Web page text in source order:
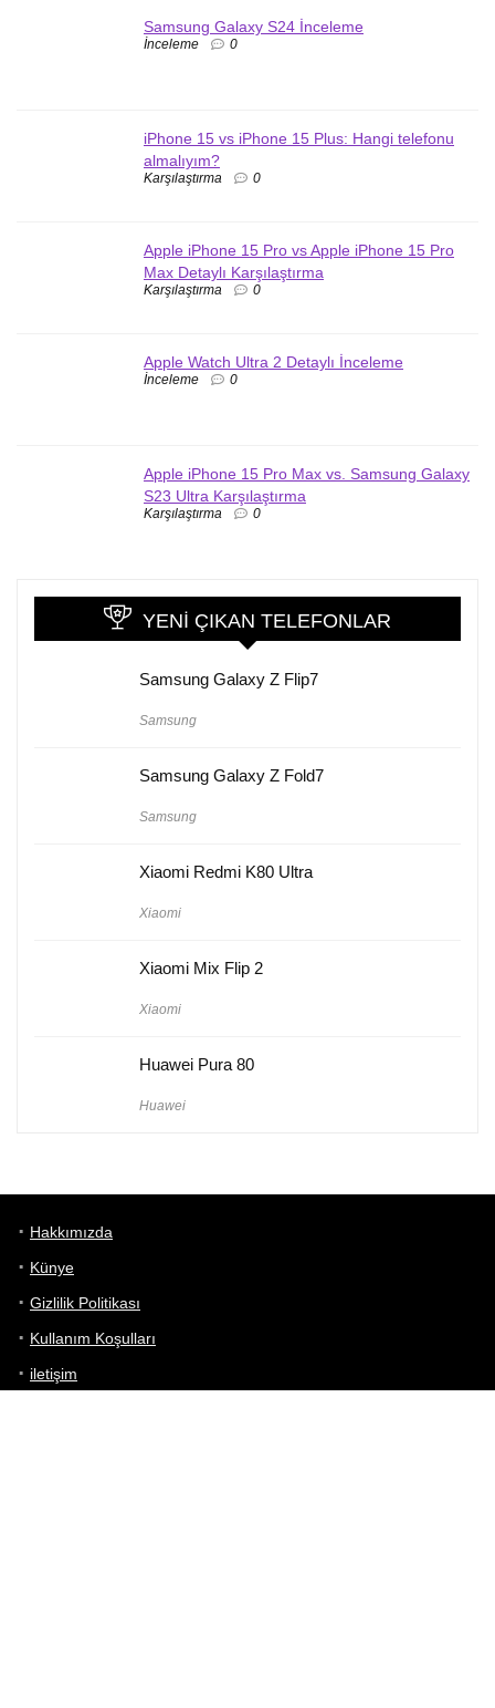
Samsung Galaxy S24 İnceleme
İnceleme 0
iPhone 15 vs iPhone 15 Plus: Hangi telefonu
almalıyım?
Karşılaştırma 0
Apple iPhone 15 Pro vs Apple iPhone 15 Pro
Max Detaylı Karşılaştırma
Karşılaştırma 0
Apple Watch Ultra 2 Detaylı İnceleme
İnceleme 0
Apple iPhone 15 Pro Max vs. Samsung Galaxy
S23 Ultra Karşılaştırma
Karşılaştırma 0
YENI ÇIKAN TELEFONLAR
Samsung Galaxy Z Flip7
Samsung
Samsung Galaxy Z Fold7
Samsung
Xiaomi Redmi K80 Ultra
Xiaomi
Xiaomi Mix Flip 2
Xiaomi
Huawei Pura 80
Huawei
Hakkımızda
Künye
Gizlilik Politikası
Kullanım Koşulları
iletişim